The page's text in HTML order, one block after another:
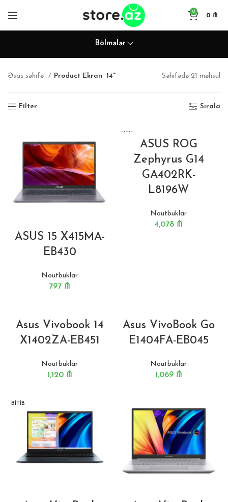
0
0 ₼
Bölmələr
Əsas səhifə Product Ekran 14" Səhifədə 21 məhsul
Filter Sırala
ASUS 15 X415MA-
EB430
Noutbuklar
797 ₼
ASUS ROG
Zephyrus G14
GA402RK-
L8196W
Noutbuklar
4,078 ₼
Asus Vivobook 14
X1402ZA-EB451
Noutbuklar
1,120 ₼
Asus VivoBook Go
E1404FA-EB045
Noutbuklar
1,069 ₼
BITIB